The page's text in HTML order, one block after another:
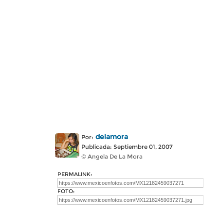
Por: delamora
Publicada: Septiembre 01, 2007
© Angela De La Mora
PERMALINK:
FOTO: